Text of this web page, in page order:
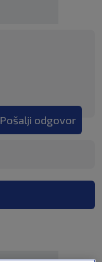
Pošalji odgovor